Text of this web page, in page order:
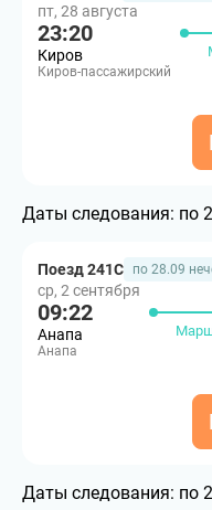
пт, 28 августа
23:20
Киров
Киров-пассажирский
Даты следования: по
Поезд 241С по 28.09
ср, 2 сентября
09:22
Анапа
Анапа
Даты следования: по